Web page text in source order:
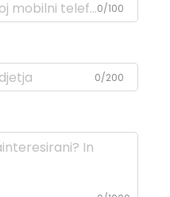
0/100
0/200